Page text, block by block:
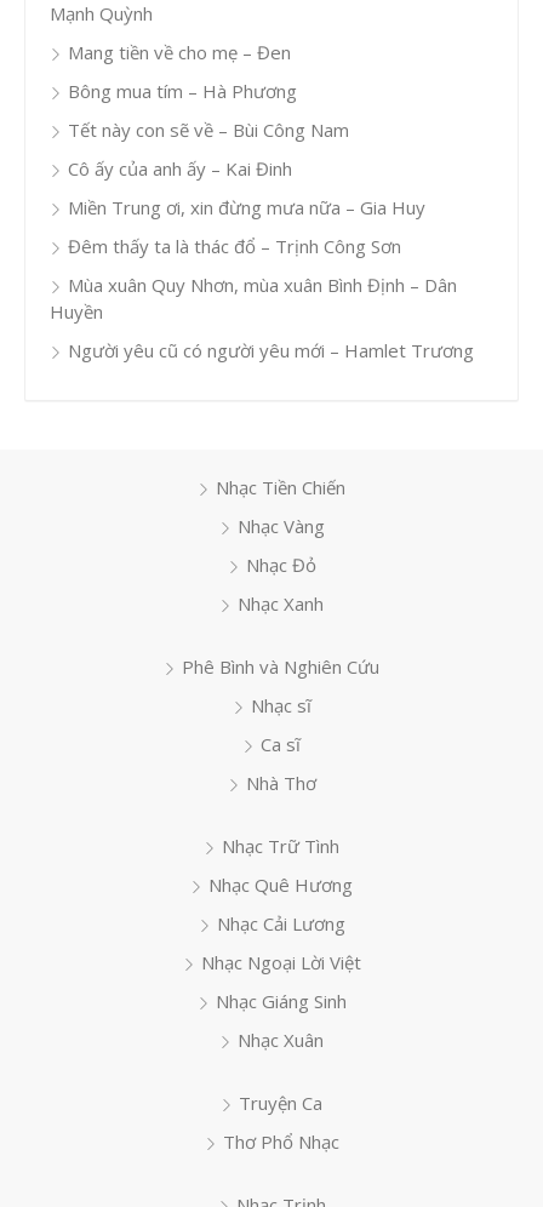
Mạnh Quỳnh
Mang tiền về cho mẹ – Đen
Bông mua tím – Hà Phương
Tết này con sẽ về – Bùi Công Nam
Cô ấy của anh ấy – Kai Đinh
Miền Trung ơi, xin đừng mưa nữa – Gia Huy
Đêm thấy ta là thác đổ – Trịnh Công Sơn
Mùa xuân Quy Nhơn, mùa xuân Bình Định – Dân
Huyền
Người yêu cũ có người yêu mới – Hamlet Trương
Nhạc Tiền Chiến
Nhạc Vàng
Nhạc Đỏ
Nhạc Xanh
Phê Bình và Nghiên Cứu
Nhạc sĩ
Ca sĩ
Nhà Thơ
Nhạc Trữ Tình
Nhạc Quê Hương
Nhạc Cải Lương
Nhạc Ngoại Lời Việt
Nhạc Giáng Sinh
Nhạc Xuân
Truyện Ca
Thơ Phổ Nhạc